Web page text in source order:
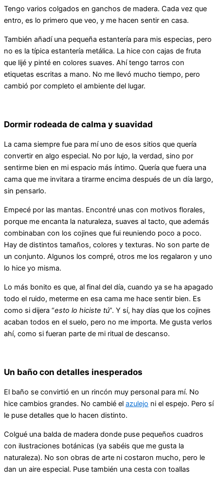
Tengo varios colgados en ganchos de madera. Cada vez que
entro, es lo primero que veo, y me hacen sentir en casa.
También añadí una pequeña estantería para mis especias, pero
no es la típica estantería metálica. La hice con cajas de fruta
que lijé y pinté en colores suaves. Ahí tengo tarros con
etiquetas escritas a mano. No me llevó mucho tiempo, pero
cambió por completo el ambiente del lugar.
Dormir rodeada de calma y suavidad
La cama siempre fue para mí uno de esos sitios que quería
convertir en algo especial. No por lujo, la verdad, sino por
sentirme bien en mi espacio más íntimo. Quería que fuera una
cama que me invitara a tirarme encima después de un día largo,
sin pensarlo.
Empecé por las mantas. Encontré unas con motivos florales,
porque me encanta la naturaleza, suaves al tacto, que además
combinaban con los cojines que fui reuniendo poco a poco.
Hay de distintos tamaños, colores y texturas. No son parte de
un conjunto. Algunos los compré, otros me los regalaron y uno
lo hice yo misma.
Lo más bonito es que, al final del día, cuando ya se ha apagado
todo el ruido, meterme en esa cama me hace sentir bien. Es
como si dijera “esto lo hiciste tú”. Y sí, hay días que los cojines
acaban todos en el suelo, pero no me importa. Me gusta verlos
ahí, como si fueran parte de mi ritual de descanso.
Un baño con detalles inesperados
El baño se convirtió en un rincón muy personal para mí. No
hice cambios grandes. No cambié el azulejo ni el espejo. Pero sí
le puse detalles que lo hacen distinto.
Colgué una balda de madera donde puse pequeños cuadros
con ilustraciones botánicas (ya sabéis que me gusta la
naturaleza). No son obras de arte ni costaron mucho, pero le
dan un aire especial. Puse también una cesta con toallas